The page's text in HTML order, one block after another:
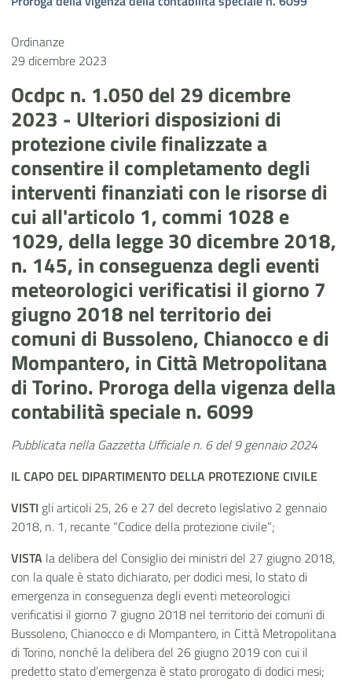
Ordinanze
29 dicembre 2023
Ocdpc n. 1.050 del 29 dicembre
2023 - Ulteriori disposizioni di
protezione civile finalizzate a
consentire il completamento degli
interventi finanziati con le risorse di
cui all'articolo 1, commi 1028 e
1029, della legge 30 dicembre 2018,
n. 145, in conseguenza degli eventi
meteorologici verificatisi il giorno 7
giugno 2018 nel territorio dei
comuni di Bussoleno, Chianocco e di
Mompantero, in Città Metropolitana
di Torino. Proroga della vigenza della
contabilità speciale n. 6099
Pubblicata nella Gazzetta Ufficiale n. 6 del 9 gennaio 2024
IL CAPO DEL DIPARTIMENTO DELLA PROTEZIONE CIVILE
VISTI gli articoli 25, 26 e 27 del decreto legislativo 2 gennaio
2018, n. 1, recante “Codice della protezione civile”;
VISTA la delibera del Consiglio dei ministri del 27 giugno 2018,
con la quale è stato dichiarato, per dodici mesi, lo stato di
emergenza in conseguenza degli eventi meteorologici
verificatisi il giorno 7 giugno 2018 nel territorio dei comuni di
Bussoleno, Chianocco e di Mompantero, in Città Metropolitana
di Torino, nonché la delibera del 26 giugno 2019 con cui il
predetto stato d’emergenza è stato prorogato di dodici mesi;